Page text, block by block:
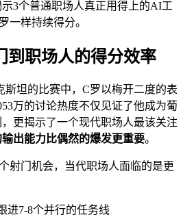
3个普通职场人真正用得上的AI工
一样持续得分。
到职场人的得分效率
斯坦的比赛中，C罗以梅开二度的表
万的讨论热度不仅见证了他成为葡
更揭示了一个现代职场人最该关注
出能力比偶然的爆发更重要。
射门机会，当代职场人面临的是更
进7-8个并行的任务线